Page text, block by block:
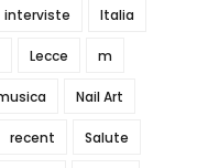
interviste Italia
Lecce m
Nail Art
recent Salute